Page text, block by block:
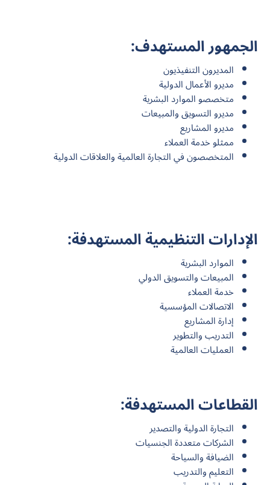
الجمهور المستهدف:
المديرون التنفيذيون
مديرو الأعمال الدولية
متخصصو الموارد البشرية
مديرو التسويق والمبيعات
مديرو المشاريع
ممثلو خدمة العملاء
المتخصصون في التجارة العالمية والعلاقات الدولية
الإدارات التنظيمية المستهدفة:
الموارد البشرية
المبيعات والتسويق الدولي
خدمة العملاء
الاتصالات المؤسسية
إدارة المشاريع
التدريب والتطوير
العمليات العالمية
القطاعات المستهدفة:
التجارة الدولية والتصدير
الشركات متعددة الجنسيات
الضيافة والسياحة
التعليم والتدريب